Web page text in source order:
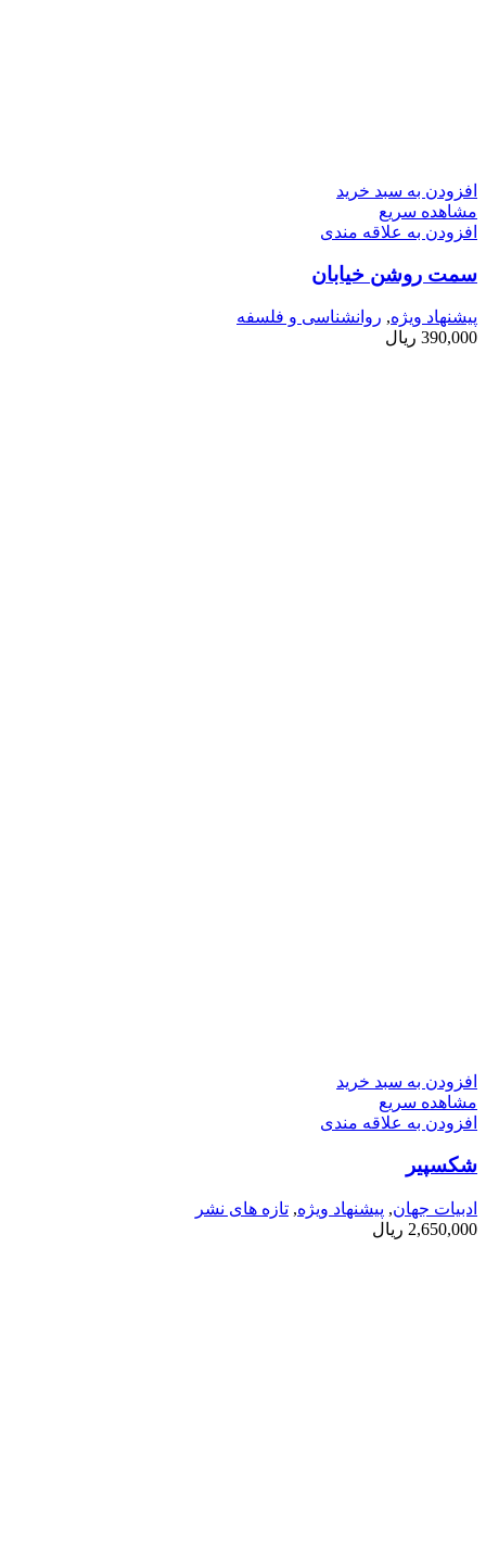
افزودن به سبد خرید
مشاهده سریع
افزودن به علاقه مندی
سمت روشن خیابان
پیشنهاد ویژه, روانشناسی و فلسفه
390,000 ریال
افزودن به سبد خرید
مشاهده سریع
افزودن به علاقه مندی
شکسپیر
ادبیات جهان, پیشنهاد ویژه, تازه های نشر
2,650,000 ریال